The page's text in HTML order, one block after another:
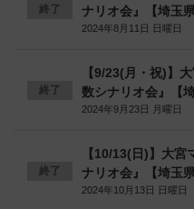
終了
ナリオ会』【埼玉県
2024年8月11日 日曜日
終了
【9/23(月・祝)】
数シナリオ会』【埼
2024年9月23日 月曜日
終了
【10/13(日)】大
ナリオ会』【埼玉県
2024年10月13日 日曜日